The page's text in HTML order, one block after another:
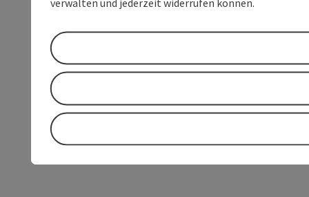
verwalten und jederzeit widerrufen können.